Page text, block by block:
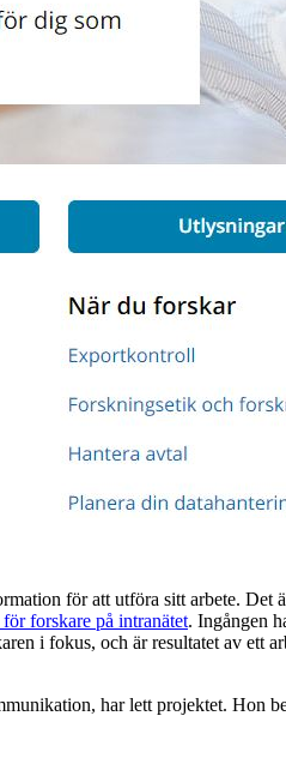
för att utföra sitt arbete. Det
forskare på intranätet. Ingången
i fokus, och är resultatet av ett
har lett projektet. Hon